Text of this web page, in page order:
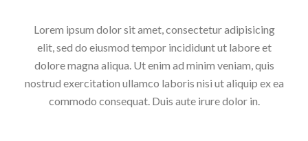
Lorem ipsum dolor sit amet, consectetur adipisicing
elit, sed do eiusmod tempor incididunt ut labore et
dolore magna aliqua. Ut enim ad minim veniam, quis
nostrud exercitation ullamco laboris nisi ut aliquip ex ea
commodo consequat. Duis aute irure dolor in.